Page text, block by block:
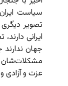
سیاست
تصویر دیگری
ایرانی
جهان ندارند
مشکلات‌شان
عزت و آزادی